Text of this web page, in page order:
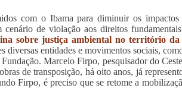
com o Ibama para diminuir os impactos
de violação aos direitos
sobre justiça ambiental no território da
diversas entidades e movimentos sociais,
Marcelo Firpo, pesquisador do
de transposição, há oito anos, já
Firpo, é preciso que se retome a